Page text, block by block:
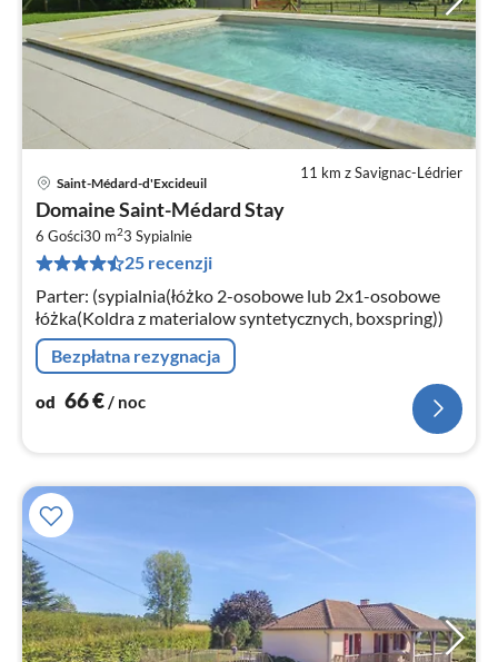
11 km z Savignac-Lédrier
Saint-Médard-d'Excideuil
Domaine Saint-Médard Stay
6 Gości30 m23 Sypialnie
25 recenzji
Parter: (sypialnia(łóżko 2-osobowe lub 2x1-osobowe
łóżka(Koldra z materialow syntetycznych, boxspring))
Bezpłatna rezygnacja
od 66€/ noc